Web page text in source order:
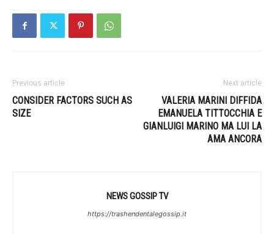
Previous article
CONSIDER FACTORS SUCH AS
SIZE
Next article
VALERIA MARINI DIFFIDA
EMANUELA TITTOCCHIA E
GIANLUIGI MARINO MA LUI LA
AMA ANCORA
NEWS GOSSIP TV
https://trashendentalegossip.it